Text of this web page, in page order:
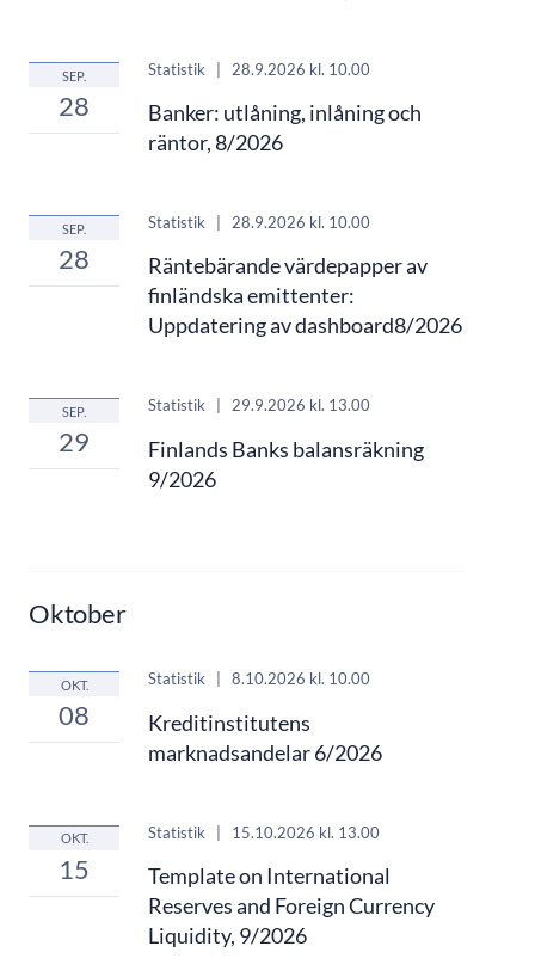
SEP.
28
Statistik 28.9.2026 kl. 10.00
Banker: utlåning, inlåning och
räntor, 8/2026
SEP.
28
Statistik 28.9.2026 kl. 10.00
Räntebärande värdepapper av
finländska emittenter:
Uppdatering av dashboard8/2026
SEP.
29
Statistik 29.9.2026 kl. 13.00
Finlands Banks balansräkning
9/2026
Oktober
OKT.
08
Statistik 8.10.2026 kl. 10.00
Kreditinstitutens
marknadsandelar 6/2026
OKT.
15
Statistik | 15.10.2026 kl. 13.00
Template on International
Reserves and Foreign Currency
Liquidity, 9/2026